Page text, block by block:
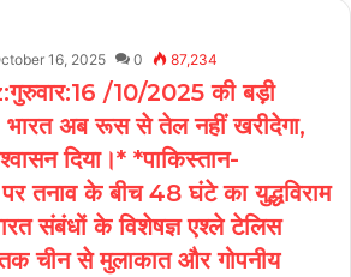
16, 2025 0 87,234
/10/2025 की बड़ी
भारत अब रूस से तेल नहीं खरीदेगा,
दिया।* *पाकिस्तान-
तनाव के बीच 48 घंटे का युद्धविराम
संबंधों के विशेषज्ञ एश्ले टेलिस
तक चीन से मुलाकात और गोपनीय